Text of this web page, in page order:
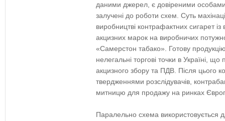
даними джерел, є довіреними
залучені до роботи схем. Суть
виробництві контрафактних сигарет
акцизних марок на виробничих
«Самерстон табако». Готову продукцію
нелегальні торгові точки в Україні,
акцизного збору та ПДВ. Після цього
твердженнями розслідувачів,
митницю для продажу на ринках
Паралельно схема використовується